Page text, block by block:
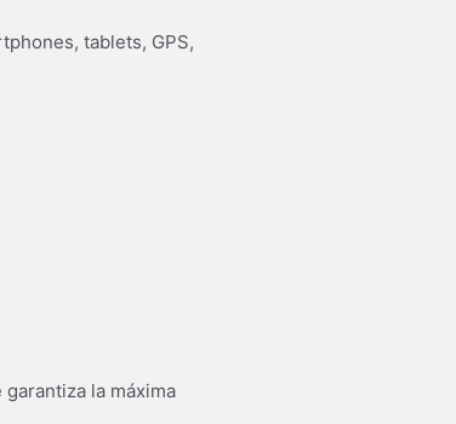
tablets, GPS,
la máxima